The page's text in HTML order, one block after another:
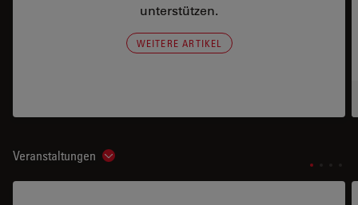
unterstützen.
WEITERE ARTIKEL
Veranstaltungen Show subnavigation